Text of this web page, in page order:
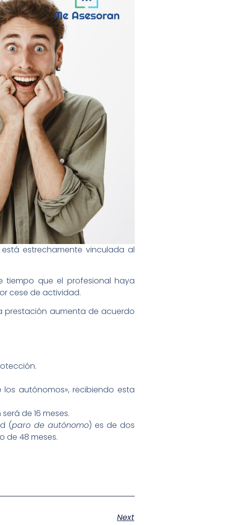
estrechamente vinculada al
tiempo que el profesional haya
cese de actividad.
prestación aumenta de acuerdo
autónomos», recibiendo esta
de 16 meses.
(paro de autónomo) es de dos
de 48 meses.
Next